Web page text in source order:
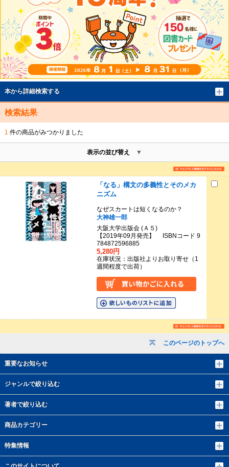
このページのトップへ
重要なお知らせ
ジャンルで絞り込む
著者で絞り込む
商品カテゴリー
特集情報
本から詳細検索する
検索結果
1 件の商品がみつかりました
表示の並び替え
「なる」構文の多義性とそのメカ
ニズム
なぜスカートは短くなるのか？
大神雄一郎
大阪大学出版会 (Ａ５)
【2019年09月発売】 ISBNコード 9
784872596885
5,280円
在庫状況：出版社よりお取り寄せ（1
週間程度で出荷）